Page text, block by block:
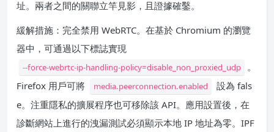
址。兩者之間的關聯立竿見影，且證據確鑿。
緩解措施：完全禁用 WebRTC。在基於 Chromium 的瀏覽
器中，可通過以下標誌實現
--force-webrtc-ip-handling-policy=disable_non_proxied_udp
。
Firefox 用戶可將
media.peerconnection.enabled
設為 fals
e。注重隱私的擴展程序也可移除該 API。應用設置後，在
診斷網站上進行的洩漏測試必須顯示本地 IP 地址為零。IPF